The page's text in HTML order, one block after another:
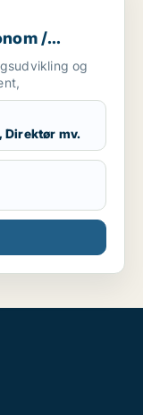
/
og
Direktør mv.